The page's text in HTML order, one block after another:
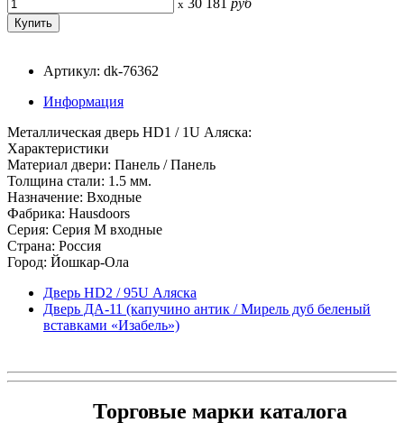
x
Артикул: dk-76362
Информация
Металлическая дверь HD1 / 1U Аляска:
Характеристики
Материал двери: Панель / Панель
Толщина стали: 1.5 мм.
Назначение: Входные
Фабрика: Hausdoors
Серия: Серия M входные
Страна: Россия
Город: Йошкар-Ола
Дверь HD2 / 95U Аляска
Дверь ДА-11 (капучино антик / Мирель дуб беленый
вставками «Изабель»)
Торговые марки каталога